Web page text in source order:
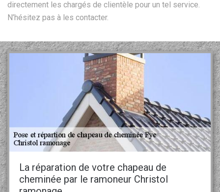
directement les chargés de clientèle pour un tel service.
N’hésitez pas à les contacter.
La réparation de votre chapeau de
cheminée par le ramoneur Christol